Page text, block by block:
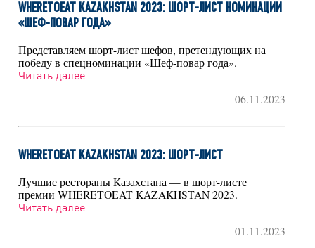
WHERETOEAT KAZAKHSTAN 2023: ШОРТ-ЛИСТ НОМИНАЦИИ
«ШЕФ-ПОВАР ГОДА»
Представляем шорт-лист шефов, претендующих на
победу в спецноминации «Шеф-повар года».
Читать далее..
06.11.2023
WHERETOEAT KAZAKHSTAN 2023: ШОРТ-ЛИСТ
Лучшие рестораны Казахстана — в шорт-листе
премии WHERETOEAT KAZAKHSTAN 2023.
Читать далее..
01.11.2023